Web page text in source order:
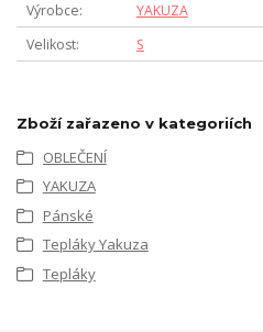
Výrobce
YAKUZA
Velikost
S
Zboží zařazeno v kategoriích
OBLEČENÍ
YAKUZA
Pánské
Tepláky Yakuza
Tepláky